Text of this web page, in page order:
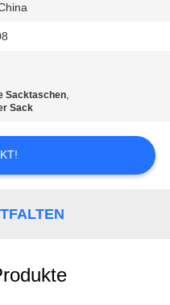
Sacktaschen,
Sack